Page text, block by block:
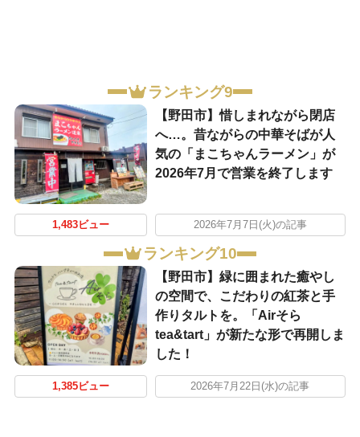
ランキング9
【野田市】惜しまれながら閉店
へ…。昔ながらの中華そばが人
気の「まこちゃんラーメン」が
2026年7月で営業を終了します
1,483ビュー 2026年7月7日(火)の記事
ランキング10
【野田市】緑に囲まれた癒やし
の空間で、こだわりの紅茶と手
作りタルトを。「Airそら
tea&tart」が新たな形で再開しま
した！
1,385ビュー 2026年7月22日(水)の記事